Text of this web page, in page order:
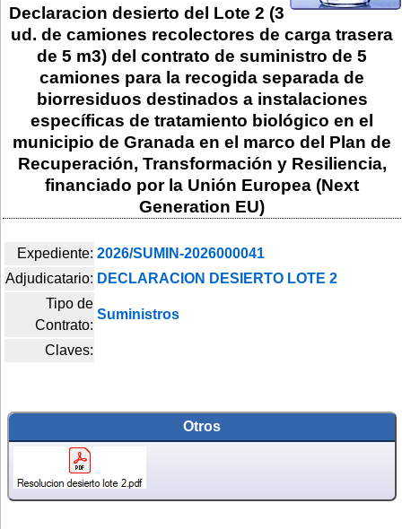
Declaracion desierto del Lote 2 (3
ud. de camiones recolectores de carga trasera
de 5 m3) del contrato de suministro de 5
camiones para la recogida separada de
biorresiduos destinados a instalaciones
específicas de tratamiento biológico en el
municipio de Granada en el marco del Plan de
Recuperación, Transformación y Resiliencia,
financiado por la Unión Europea (Next
Generation EU)
Expediente: 2026/SUMIN-2026000041
Adjudicatario: DECLARACION DESIERTO LOTE 2
Tipo de
Contrato:
Suministros
Claves:
Otros